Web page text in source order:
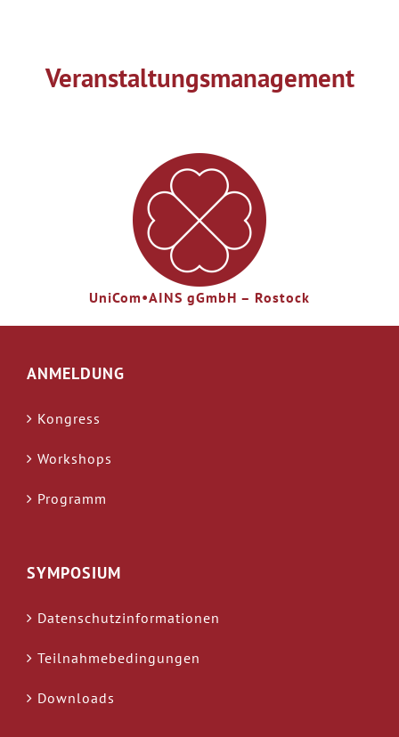
Veranstaltungsmanagement
UniCom•AINS gGmbH – Rostock
ANMELDUNG
Kongress
Workshops
Programm
SYMPOSIUM
Datenschutzinformationen
Teilnahmebedingungen
Downloads